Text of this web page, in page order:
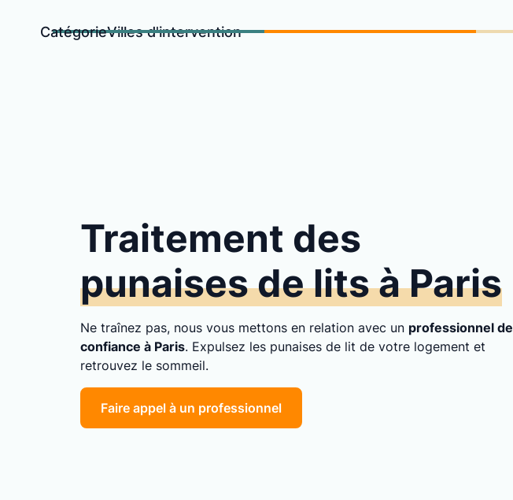
CatégorieVilles d'intervention
Traitement des
punaises de lits à Paris
Ne traînez pas, nous vous mettons en relation avec un professionnel de
confiance à Paris. Expulsez les punaises de lit de votre logement et
retrouvez le sommeil.
Faire appel à un professionnel